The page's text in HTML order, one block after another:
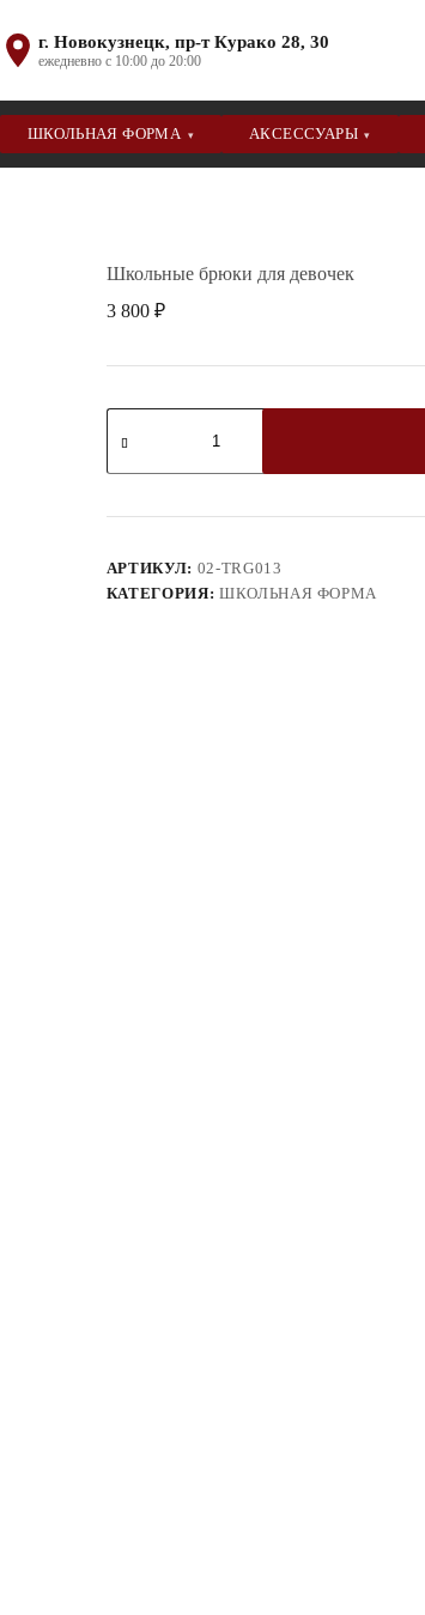
г. Новокузнецк, пр-т Курако 28, 30
ежедневно с 10:00 до 20:00
ШКОЛЬНАЯ ФОРМА ▾ АКСЕССУАРЫ ▾
Школьные брюки для девочек
3 800 ₽
Количество
товара
брюки
девочек
АРТИКУЛ: 02-TRG013
КАТЕГОРИЯ: ШКОЛЬНАЯ ФОРМА